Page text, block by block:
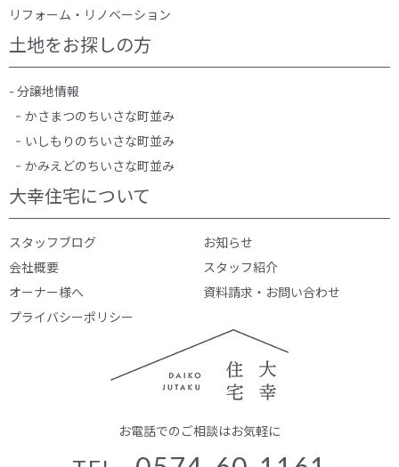
お電話でのご相談はお気軽に
リフォーム・リノベーション
土地をお探しの方
- 分譲地情報
かさまつのちいさな町並み
いしもりのちいさな町並み
かみえどのちいさな町並み
大幸住宅について
スタッフブログ
お知らせ
会社概要
スタッフ紹介
オーナー様へ
資料請求・お問い合わせ
プライバシーポリシー